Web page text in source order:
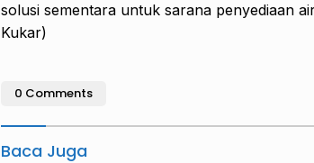
solusi sementara untuk sarana penyediaan
Kukar)
0 Comments
Baca Juga